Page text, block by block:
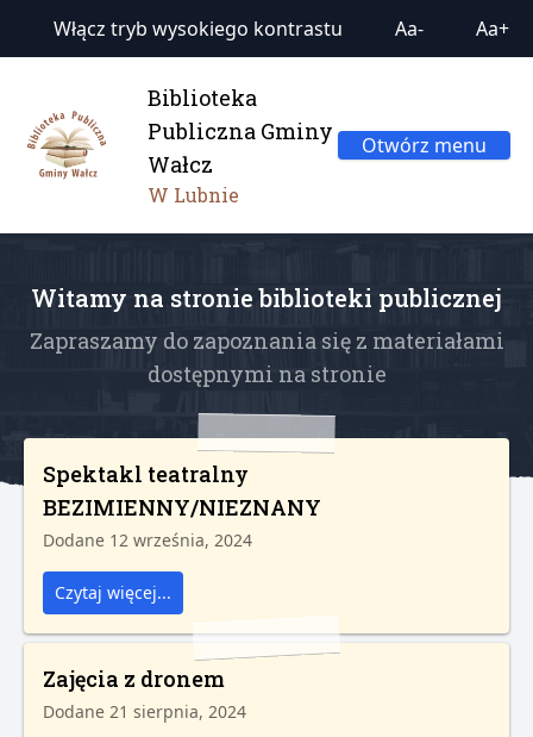
Włącz tryb wysokiego kontrastu Aa- Aa+
Biblioteka
Publiczna Gminy
Wałcz
W Lubnie
Otwórz menu
Witamy na stronie biblioteki publicznej
Zapraszamy do zapoznania się z materiałami
dostępnymi na stronie
Spektakl teatralny
BEZIMIENNY/NIEZNANY
Dodane 12 września, 2024
Czytaj więcej...
Zajęcia z dronem
Dodane 21 sierpnia, 2024